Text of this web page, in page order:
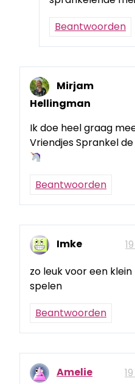
Beantwoorden
Mirjam
Hellingman
Ik doe heel graag
Vriendjes Sprankel
Beantwoorden
Imke
zo leuk voor een
spelen
Beantwoorden
Amelie